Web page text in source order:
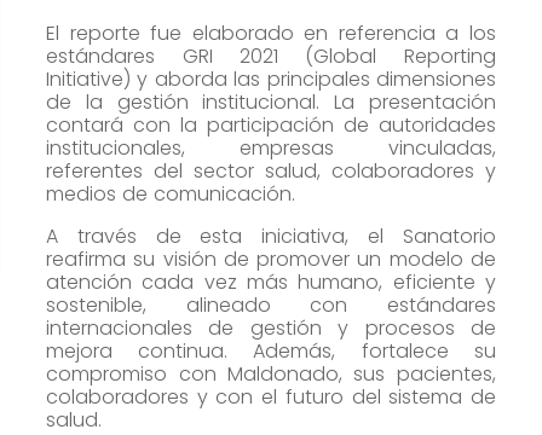
El reporte fue elaborado en referencia a los
estándares GRI 2021 (Global Reporting
Initiative) y aborda las principales dimensiones
de la gestión institucional. La presentación
contará con la participación de autoridades
institucionales, empresas vinculadas,
referentes del sector salud, colaboradores y
medios de comunicación.
A través de esta iniciativa, el Sanatorio
reafirma su visión de promover un modelo de
atención cada vez más humano, eficiente y
sostenible, alineado con estándares
internacionales de gestión y procesos de
mejora continua. Además, fortalece su
compromiso con Maldonado, sus pacientes,
colaboradores y con el futuro del sistema de
salud.
funcionalidad
y estructura
de la web, en
base a
cómo se usa
la web.
Experiencia
Para que
nuestra web
funcione lo
mejor posible